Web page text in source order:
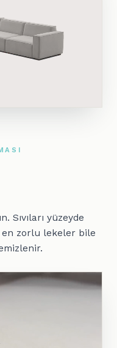
Sıvıları yüzeyde
en zorlu lekeler bile